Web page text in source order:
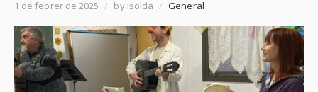
1 de febrer de 2025 / by Isolda / General